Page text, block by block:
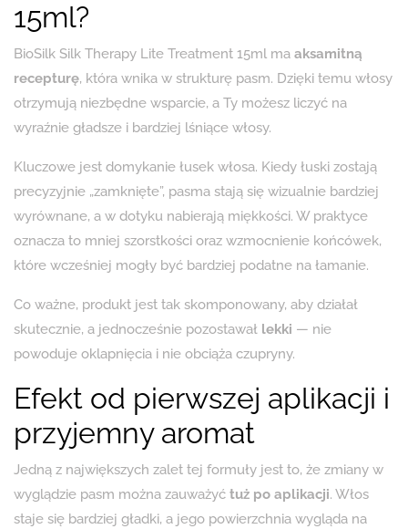
15ml?
BioSilk Silk Therapy Lite Treatment 15ml ma aksamitną
recepturę, która wnika w strukturę pasm. Dzięki temu włosy
otrzymują niezbędne wsparcie, a Ty możesz liczyć na
wyraźnie gładsze i bardziej lśniące włosy.
Kluczowe jest domykanie łusek włosa. Kiedy łuski zostają
precyzyjnie „zamknięte”, pasma stają się wizualnie bardziej
wyrównane, a w dotyku nabierają miękkości. W praktyce
oznacza to mniej szorstkości oraz wzmocnienie końcówek,
które wcześniej mogły być bardziej podatne na łamanie.
Co ważne, produkt jest tak skomponowany, aby działał
skutecznie, a jednocześnie pozostawał lekki — nie
powoduje oklapnięcia i nie obciąża czupryny.
Efekt od pierwszej aplikacji i
przyjemny aromat
Jedną z największych zalet tej formuły jest to, że zmiany w
wyglądzie pasm można zauważyć tuż po aplikacji. Włos
staje się bardziej gładki, a jego powierzchnia wygląda na